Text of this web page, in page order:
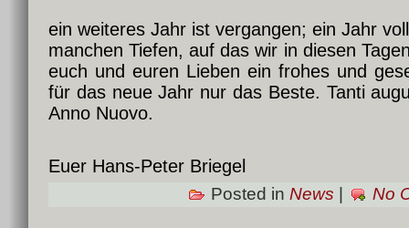
ein weiteres Jahr ist vergangen; ein Jahr
manchen Tiefen, auf das wir in diesen
euch und euren Lieben ein frohes und
für das neue Jahr nur das Beste. Tanti
Anno Nuovo.
Euer Hans-Peter Briegel
Posted in News No